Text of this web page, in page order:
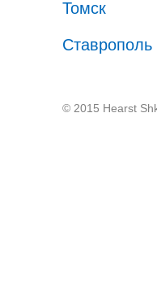
Томск
Ставрополь
© 2015 Hearst